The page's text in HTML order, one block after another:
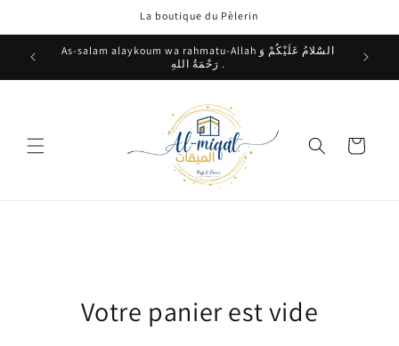
au
contenu
La boutique du Pèlerin
As-salam alaykoum wa rahmatu-Allah السٌَلامُ عَلَيْكُمْ وَ
رَحْمَةُ اللهِ .
Panier
Votre panier est vide